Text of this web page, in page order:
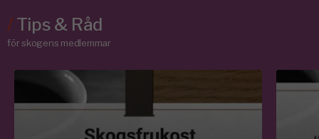
/Tips & Råd
för skogens medlemmar